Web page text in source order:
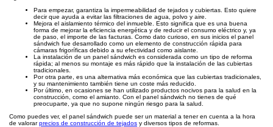
Para empezar, garantiza la impermeabilidad de tejados y cubiertas. Esto quiere
decir que ayuda a evitar las filtraciones de agua, polvo y aire.
Mejora el aislamiento térmico del inmueble. Esto significa que es una buena
forma de mejorar la eficiencia energética y de reducir el consumo eléctrico y, ya
de paso, el importe de las facturas. Como dato curioso, en sus inicios el panel
sándwich fue desarrollado como un elemento de construcción rápida para
cámaras frigoríficas debido a su efectividad como aislante.
La instalación de un panel sándwich es considerada como un tipo de reforma
rápida; al menos su montaje es más rápido que la instalación de las cubiertas
tradicionales.
Por otra parte, es una alternativa más económica que las cubiertas tradicionales,
y su mantenimiento también tiene un coste más reducido.
Por último, en ocasiones se han utilizado productos nocivos para la salud en la
construcción, como el amianto. Con el panel sándwich no tienes de qué
preocuparte, ya que no supone ningún riesgo para la salud.
Como puedes ver, el panel sándwich puede ser un material a tener en cuenta a la hora
de valorarprecios de construcción de tejados y diversos tipos de reformas.